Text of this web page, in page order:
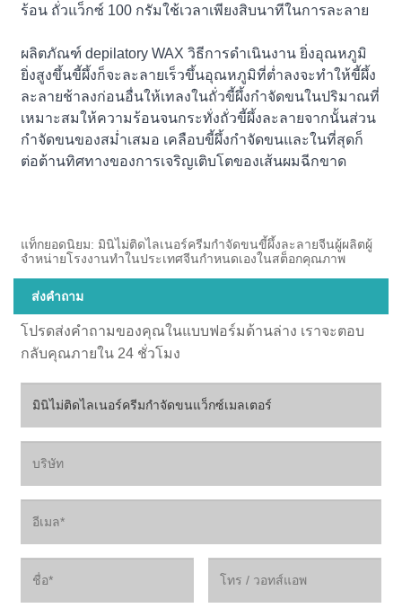
ร้อน ถั่วแว็กซ์ 100 กรัมใช้เวลาเพียงสิบนาทีในการละลาย
ผลิตภัณฑ์ depilatory WAX วิธีการดำเนินงาน ยิ่งอุณหภูมิ
ยิ่งสูงขึ้นขี้ผึ้งก็จะละลายเร็วขึ้นอุณหภูมิที่ต่ำลงจะทำให้ขี้ผึ้ง
ละลายช้าลงก่อนอื่นให้เทลงในถั่วขี้ผึ้งกำจัดขนในปริมาณที่
เหมาะสมให้ความร้อนจนกระทั่งถั่วขี้ผึ้งละลายจากนั้นส่วน
กำจัดขนของสม่ำเสมอ เคลือบขี้ผึ้งกำจัดขนและในที่สุดก็
ต่อต้านทิศทางของการเจริญเติบโตของเส้นผมฉีกขาด
แท็กยอดนิยม: มินิไม่ติดไลเนอร์ครีมกำจัดขนขี้ผึ้งละลายจีนผู้ผลิตผู้
จำหน่ายโรงงานทำในประเทศจีนกำหนดเองในสต็อกคุณภาพ
ส่งคำถาม
โปรดส่งคำถามของคุณในแบบฟอร์มด้านล่าง เราจะตอบ
กลับคุณภายใน 24 ชั่วโมง